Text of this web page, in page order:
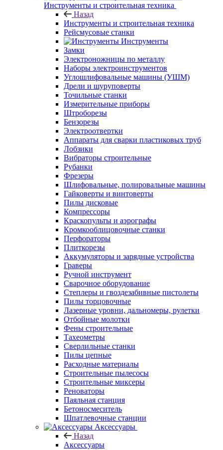
Инструменты и строительная техника
Назад
Инструменты и строительная техника
Рейсмусовые станки
Инструменты
Замки
Электроножницы по металлу
Наборы электроинструментов
Углошлифовальные машины (УШМ)
Дрели и шуруповерты
Точильные станки
Измерительные приборы
Штроборезы
Бензорезы
Электроотвертки
Аппараты для сварки пластиковых труб
Лобзики
Вибраторы строительные
Рубанки
Фрезеры
Шлифовальные, полировальные машины
Гайковерты и винтоверты
Пилы дисковые
Компрессоры
Краскопульты и аэрографы
Кромкооблицовочные станки
Перфораторы
Плиткорезы
Аккумуляторы и зарядные устройства
Граверы
Ручной инструмент
Сварочное оборудование
Степлеры и гвоздезабивные пистолеты
Пилы торцовочные
Лазерные уровни, дальномеры, рулетки
Отбойные молотки
Фены строительные
Тахеометры
Сверлильные станки
Пилы цепные
Расходные материалы
Строительные пылесосы
Строительные миксеры
Реноваторы
Паяльная станция
Бетоносмеситель
Шпатлевочные станции
Аксессуары
Назад
Аксессуары